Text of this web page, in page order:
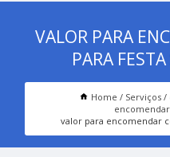
VALOR PARA
PARA
Home Serviços
valor para encomendar